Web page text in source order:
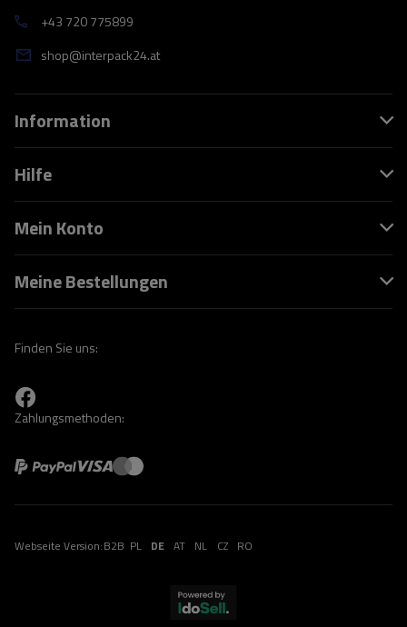
+43 720 775899
shop@interpack24.at
Information
Hilfe
Mein Konto
Meine Bestellungen
Finden Sie uns:
Zahlungsmethoden:
Webseite Version:B2B PL DE AT NL CZ RO